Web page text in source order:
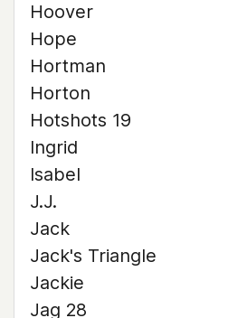
Hoover
Hope
Hortman
Horton
Hotshots 19
Ingrid
Isabel
J.J.
Jack
Jack's Triangle
Jackie
Jag 28